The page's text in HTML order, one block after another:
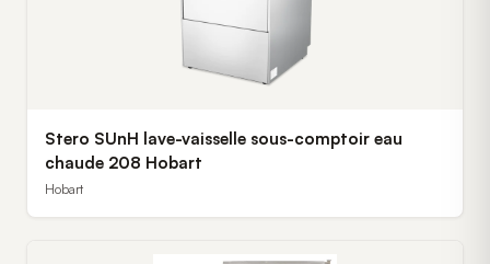
Stero SUnH lave-vaisselle sous-comptoir eau
chaude 208 Hobart
Hobart